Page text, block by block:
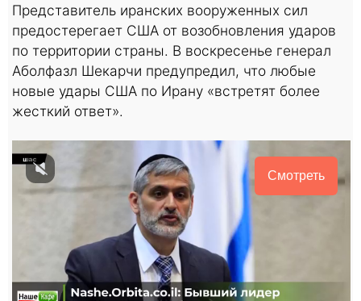
Представитель иранских вооруженных сил
предостерегает США от возобновления ударов
по территории страны. В воскресенье генерал
Аболфазл Шекарчи предупредил, что любые
новые удары США по Ирану «встретят более
жесткий ответ».
Смотреть